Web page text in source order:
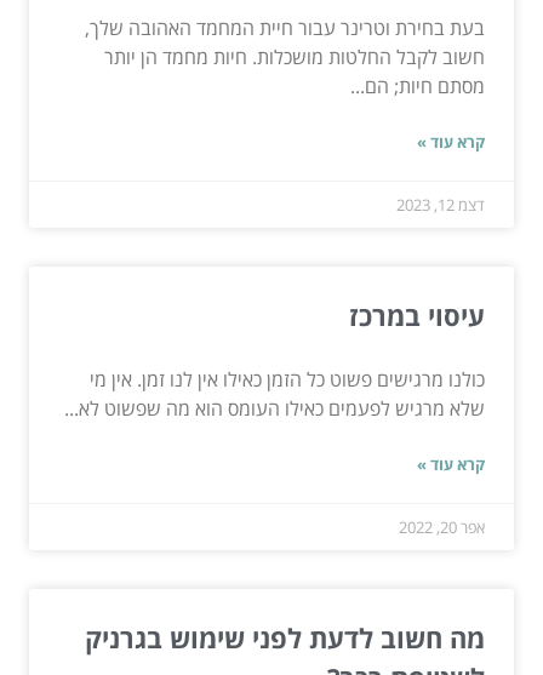
בעת בחירת וטרינר עבור חיית המחמד האהובה שלך,
חשוב לקבל החלטות מושכלות. חיות מחמד הן יותר
מסתם חיות; הם...
קרא עוד »
דצמ 12, 2023
עיסוי במרכז
כולנו מרגישים פשוט כל הזמן כאילו אין לנו זמן. אין מי
שלא מרגיש לפעמים כאילו העומס הוא מה שפשוט לא...
קרא עוד »
אפר 20, 2022
מה חשוב לדעת לפני שימוש בגרניק